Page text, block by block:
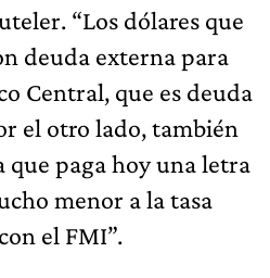
“Los dólares que
deuda externa para
Central, que es deuda
el otro lado, también
que paga hoy una letra
menor a la tasa
el FMI”.